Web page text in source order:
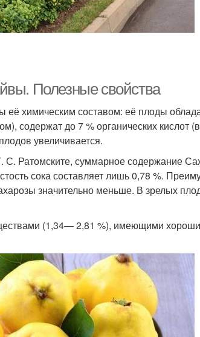
Полезные свойства
её химическим составом: её плоды
содержат до 7 % органических кислот
увеличивается.
Ратомските, суммарное содержание
сока составляет лишь 0,78 %.
значительно меньше. В зрелых
(1,34— 2,81 %), имеющими